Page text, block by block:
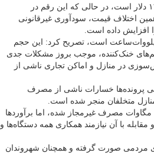
طوری که هزینه استخراج یک بیت‌کوین در ایران تنها حدود ۱۳۲۰ دلار است، در حالی که این رقم در
برآورد می‌شود. همین اختلاف قیمت، سودآوری غیرقانونی
افزایش داده است.
با بیان اینکه مصرف هر دستگاه ماینر روزانه حدود ۸۰ کیلووات‌ساعت است، تصریح کرد: این حجم
خنک‌کننده، موجب بروز مشکلات جدی
تنها در ماه‌های اخیر بیش از ۲۱ مورد آتش‌سوزی در منازل و اماکن تجاری ناشی از
پرونده‌ها خسارات ناشی از مصرف
متخلفان منجر شده است.
وی تأکید کرد: تاکنون توانیر موفق به شناسایی نزدیک به ۱۲۰۰ مگاوات مصرف غیرمجاز شده، اما برآوردها
با آن نیازمند همکاری همه دستگاه‌ها و
مردمی صورت گرفته و همچنان شهروندان